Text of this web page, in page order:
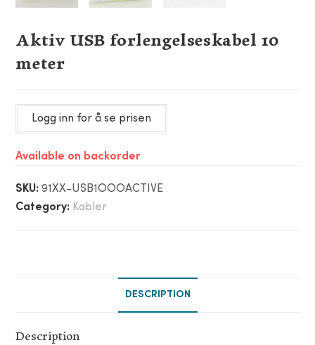
Aktiv USB forlengelseskabel 10
meter
Logg inn for å se prisen
Available on backorder
SKU:91XX-USB1OOOACTIVE
Category: Kabler
DESCRIPTION
Description